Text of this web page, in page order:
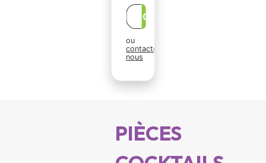
OK
ou
contactez-
nous
PIÈCES